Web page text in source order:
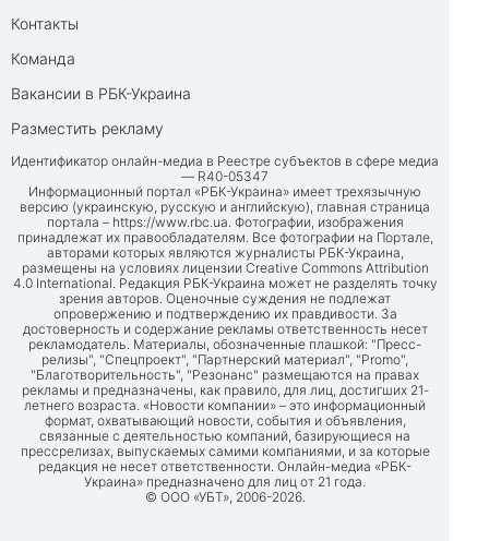
Контакты
Команда
Вакансии в РБК-Украина
Разместить рекламу
Идентификатор онлайн-медиа в Реестре субъектов в сфере медиа
— R40-05347
Информационный портал «РБК-Украина» имеет трехязычную
версию (украинскую, русскую и английскую), главная страница
портала – https://www.rbc.ua. Фотографии, изображения
принадлежат их правообладателям. Все фотографии на Портале,
авторами которых являются журналисты РБК-Украина,
размещены на условиях лицензии Creative Commons Attribution
4.0 International. Редакция РБК-Украина может не разделять точку
зрения авторов. Оценочные суждения не подлежат
опровержению и подтверждению их правдивости. За
достоверность и содержание рекламы ответственность несет
рекламодатель. Материалы, обозначенные плашкой: "Пресс-
релизы", "Спецпроект", "Партнерский материал", "Promo",
"Благотворительность", "Резонанс" размещаются на правах
рекламы и предназначены, как правило, для лиц, достигших 21-
летнего возраста. «Новости компании» – это информационный
формат, охватывающий новости, события и объявления,
связанные с деятельностью компаний, базирующиеся на
прессрелизах, выпускаемых самими компаниями, и за которые
редакция не несет ответственности. Онлайн-медиа «РБК-
Украина» предназначено для лиц от 21 года.
© ООО «УБТ», 2006-2026.